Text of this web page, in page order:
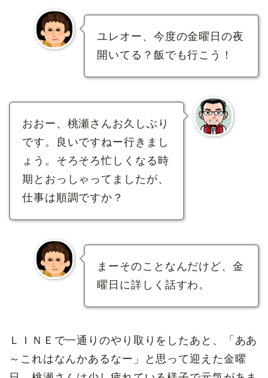
ユレオー、今度の金曜日の夜
開いてる？飯でも行こう！
おおー、桃瀬さんお久しぶり
です。良いですねー行きまし
ょう。そろそろ忙しくなる時
期とおっしゃってましたが、
仕事は順調ですか？
まーそのことなんだけど、金
曜日に詳しく話すわ。
ＬＩＮＥで一通りのやり取りをしたあと、「ああ
～これはなんかあるなー」と思って迎えた金曜